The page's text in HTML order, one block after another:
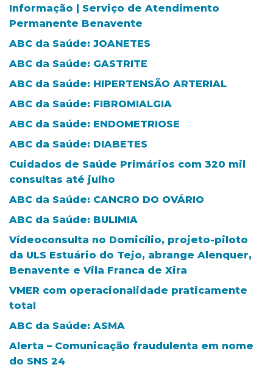
Informação | Serviço de Atendimento
Permanente Benavente
ABC da Saúde: JOANETES
ABC da Saúde: GASTRITE
ABC da Saúde: HIPERTENSÃO ARTERIAL
ABC da Saúde: FIBROMIALGIA
ABC da Saúde: ENDOMETRIOSE
ABC da Saúde: DIABETES
Cuidados de Saúde Primários com 320 mil
consultas até julho
ABC da Saúde: CANCRO DO OVÁRIO
ABC da Saúde: BULIMIA
Vídeoconsulta no Domicílio, projeto-piloto
da ULS Estuário do Tejo, abrange Alenquer,
Benavente e Vila Franca de Xira
VMER com operacionalidade praticamente
total
ABC da Saúde: ASMA
Alerta – Comunicação fraudulenta em nome
do SNS 24